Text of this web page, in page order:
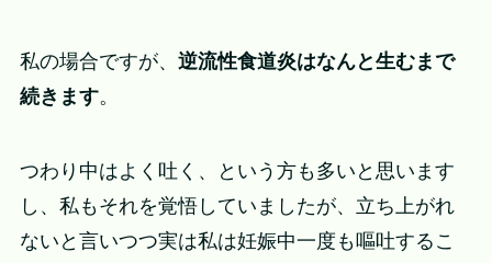
私の場合ですが、 逆流性食道炎はなんと生むまで
続きます。
つわり中はよく吐く、という方も多いと思います
し、私もそれを覚悟していましたが、立ち上がれ
ないと言いつつ実は私は妊娠中一度も嘔吐するこ